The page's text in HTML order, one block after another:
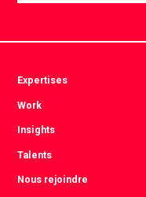
Expertises
Work
Insights
Talents
Nous rejoindre